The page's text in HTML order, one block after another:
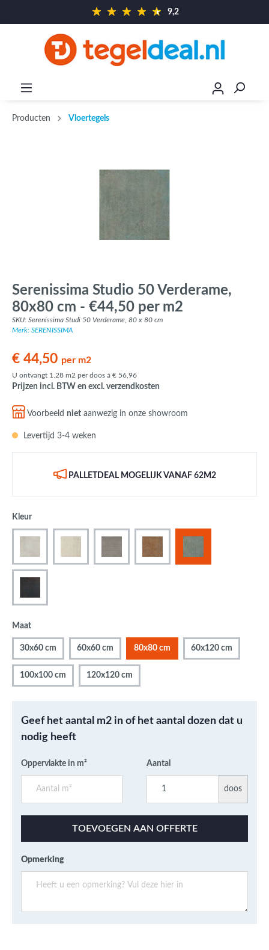
9,2
Producten Vloertegels
Serenissima Studio 50 Verderame,
80x80 cm - €44,50 per m2
SKU: Serenissima Studi 50 Verderame, 80 x 80 cm
Merk: SERENISSIMA
€ 44,50 per m2
U ontvangt 1.28 m2 per doos á € 56,96
Prijzen incl. BTW en excl. verzendkosten
Voorbeeld niet aanwezig in onze showroom
Levertijd 3-4 weken
PALLETDEAL MOGELIJK VANAF 62M2
Kleur
Maat
30x60 cm 60x60 cm 80x80 cm 60x120 cm
100x100 cm 120x120 cm
Geef het aantal m2 in of het aantal dozen dat u
nodig heeft
Oppervlakte in m² Aantal
doos
TOEVOEGEN AAN OFFERTE
Opmerking